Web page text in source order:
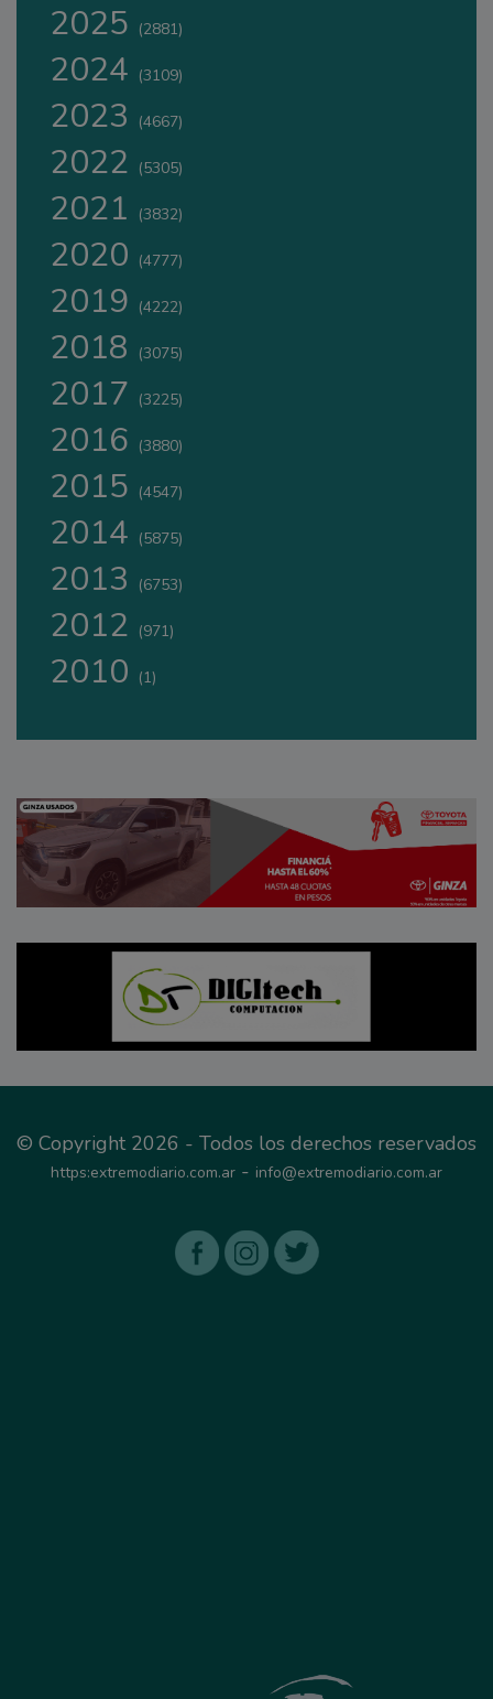
2025 (2881)
2024 (3109)
2023 (4667)
2022 (5305)
2021 (3832)
2020 (4777)
2019 (4222)
2018 (3075)
2017 (3225)
2016 (3880)
2015 (4547)
2014 (5875)
2013 (6753)
2012 (971)
2010 (1)
© Copyright 2026 - Todos los derechos reservados
https:extremodiario.com.ar - info@extremodiario.com.ar